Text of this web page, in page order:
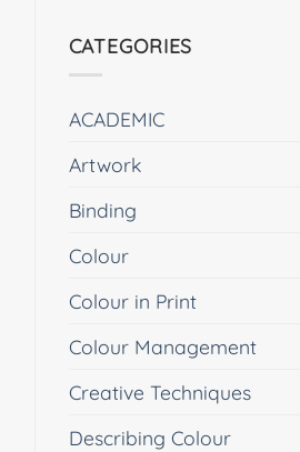
CATEGORIES
ACADEMIC
Artwork
Binding
Colour
Colour in Print
Colour Management
Creative Techniques
Describing Colour